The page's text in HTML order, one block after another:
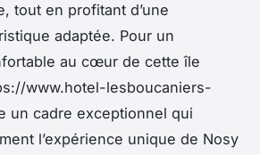
tout en profitant d’une
adaptée. Pour un
au cœur de cette île
www.hotel-lesboucaniers-
un cadre exceptionnel qui
l’expérience unique de Nosy